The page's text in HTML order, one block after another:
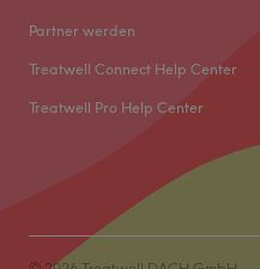
Partner werden
Treatwell Connect Help Center
Treatwell Pro Help Center